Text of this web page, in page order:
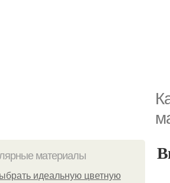
материалы
идеальную цветную